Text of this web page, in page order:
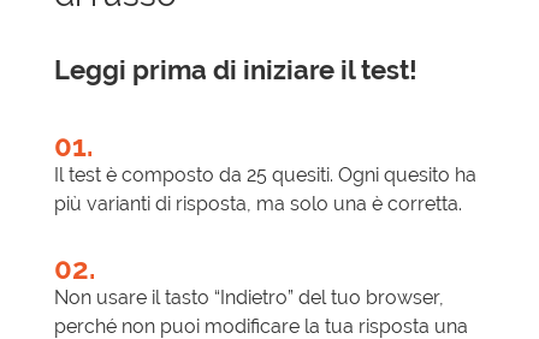
Leggi prima di iniziare il test!
01.
Il test è composto da 25 quesiti. Ogni quesito ha
più varianti di risposta, ma solo una è corretta.
02.
Non usare il tasto “Indietro” del tuo browser,
perché non puoi modificare la tua risposta una